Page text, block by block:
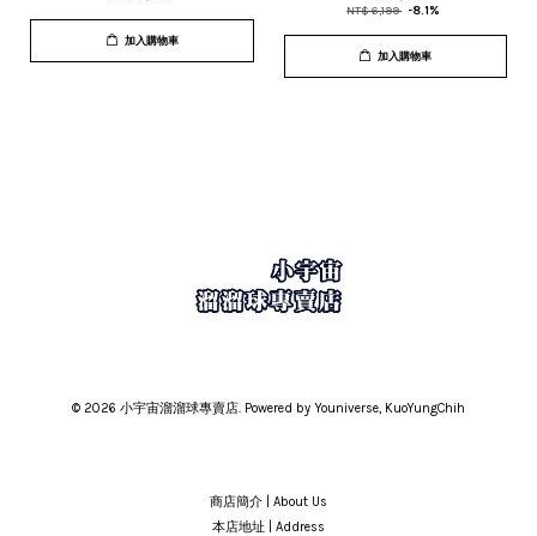
加入購物車
NT$ 6,199 -8.1%
加入購物車
© 2026 小宇宙溜溜球專賣店. Powered by Youniverse, KuoYungChih
商店簡介 | About Us
本店地址 | Address